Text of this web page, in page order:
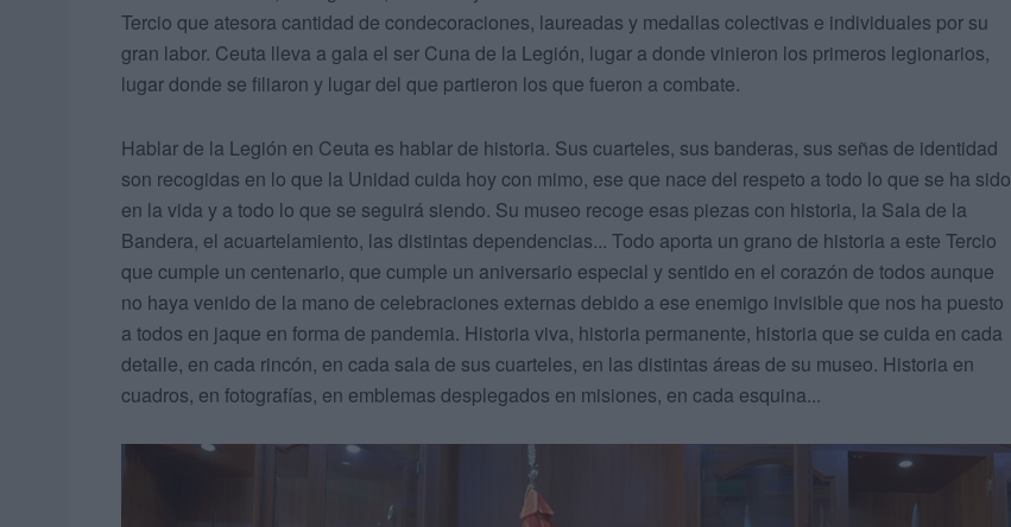
Tercio que atesora cantidad de condecoraciones, laureadas y medallas colectivas e individuales por su
gran labor. Ceuta lleva a gala el ser Cuna de la Legión, lugar a donde vinieron los primeros legionarios,
lugar donde se filiaron y lugar del que partieron los que fueron a combate.
Hablar de la Legión en Ceuta es hablar de historia. Sus cuarteles, sus banderas, sus señas de identidad
son recogidas en lo que la Unidad cuida hoy con mimo, ese que nace del respeto a todo lo que se ha sido
en la vida y a todo lo que se seguirá siendo. Su museo recoge esas piezas con historia, la Sala de la
Bandera, el acuartelamiento, las distintas dependencias... Todo aporta un grano de historia a este Tercio
que cumple un centenario, que cumple un aniversario especial y sentido en el corazón de todos aunque
no haya venido de la mano de celebraciones externas debido a ese enemigo invisible que nos ha puesto
a todos en jaque en forma de pandemia. Historia viva, historia permanente, historia que se cuida en cada
detalle, en cada rincón, en cada sala de sus cuarteles, en las distintas áreas de su museo. Historia en
cuadros, en fotografías, en emblemas desplegados en misiones, en cada esquina...